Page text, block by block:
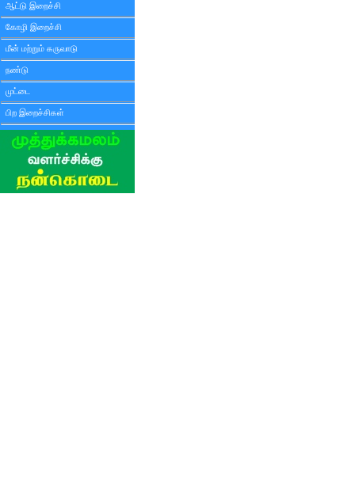
ஆட்டு இறைச்சி
கோழி இறைச்சி
மீன் மற்றும் கருவாடு
நண்டு
முட்டை
பிற இறைச்சிகள்